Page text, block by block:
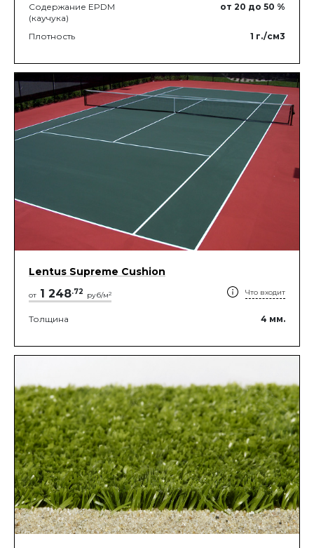
Содержание EPDM
(каучука)
от 20 до 50 %
Плотность 1 г./см3
Lentus Supreme Cushion
от 1 248.72 руб/м2 Что входит
Толщина 4 мм.